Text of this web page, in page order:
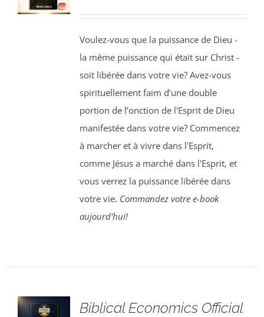
Voulez-vous que la puissance de Dieu -
la même puissance qui était sur Christ -
soit libérée dans votre vie? Avez-vous
spirituellement faim d’une double
portion de l’onction de l'Esprit de Dieu
manifestée dans votre vie? Commencez
à marcher et à vivre dans l'Esprit,
comme Jésus a marché dans l'Esprit, et
vous verrez la puissance libérée dans
votre vie. Commandez votre e-book
aujourd'hui!
Biblical Economics Official